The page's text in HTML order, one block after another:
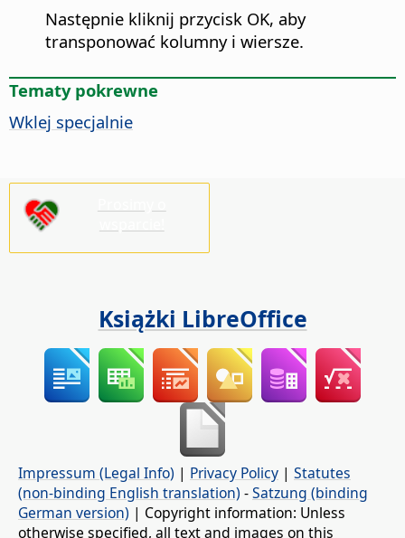
Następnie kliknij przycisk OK, aby
transponować kolumny i wiersze.
Tematy pokrewne
Wklej specjalnie
Książki LibreOffice
Impressum (Legal Info) | Privacy Policy | Statutes
(non-binding English translation) -Satzung (binding
German version) | Copyright information: Unless
otherwise specified, all text and images on this